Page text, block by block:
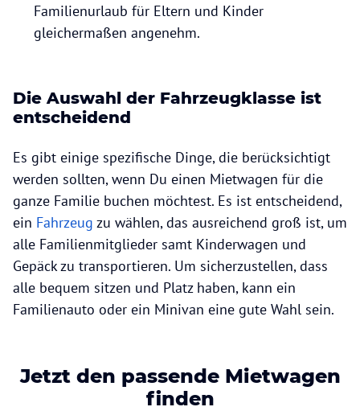
Familienurlaub für Eltern und Kinder
gleichermaßen angenehm.
Die Auswahl der Fahrzeugklasse ist
entscheidend
Es gibt einige spezifische Dinge, die berücksichtigt
werden sollten, wenn Du einen Mietwagen für die
ganze Familie buchen möchtest. Es ist entscheidend,
ein Fahrzeug zu wählen, das ausreichend groß ist, um
alle Familienmitglieder samt Kinderwagen und
Gepäck zu transportieren. Um sicherzustellen, dass
alle bequem sitzen und Platz haben, kann ein
Familienauto oder ein Minivan eine gute Wahl sein.
Jetzt den passende Mietwagen
finden